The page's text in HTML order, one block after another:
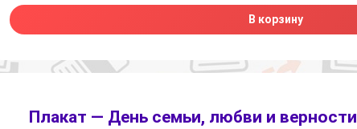
В корзину
Плакат — День семьи, любви и верности